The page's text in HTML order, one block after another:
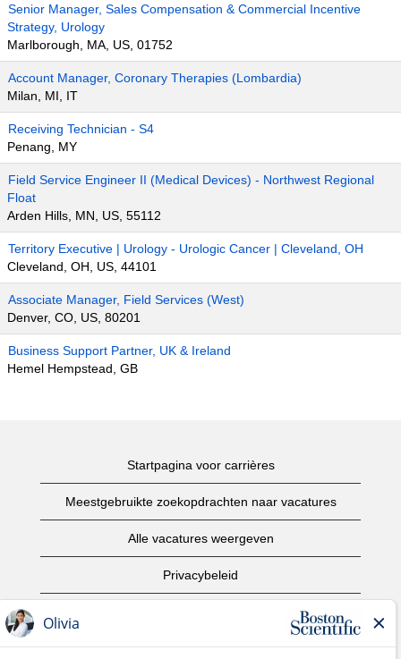
Senior Manager, Sales Compensation & Commercial Incentive
Strategy, Urology
Marlborough, MA, US, 01752
Account Manager, Coronary Therapies (Lombardia)
Milan, MI, IT
Receiving Technician - S4
Penang, MY
Field Service Engineer II (Medical Devices) - Northwest Regional
Float
Arden Hills, MN, US, 55112
Territory Executive | Urology - Urologic Cancer | Cleveland, OH
Cleveland, OH, US, 44101
Associate Manager, Field Services (West)
Denver, CO, US, 80201
Business Support Partner, UK & Ireland
Hemel Hempstead, GB
Startpagina voor carrières
Meestgebruikte zoekopdrachten naar vacatures
Alle vacatures weergeven
Privacybeleid
Copyright informatie